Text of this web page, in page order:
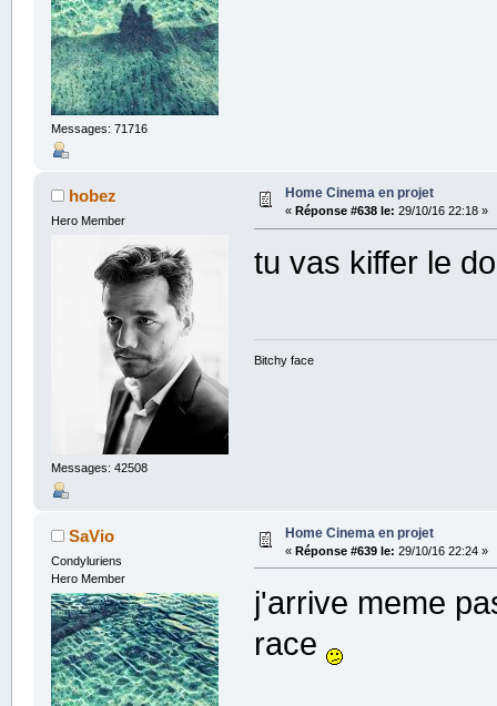
Messages: 71716
hobez
Hero Member
Messages: 42508
Home Cinema en projet
« Réponse #638 le: 29/10/16 22:18 »
tu vas kiffer le
Bitchy face
SaVio
Condyluriens
Hero Member
Home Cinema en projet
« Réponse #639 le: 29/10/16 22:24 »
j'arrive meme
race